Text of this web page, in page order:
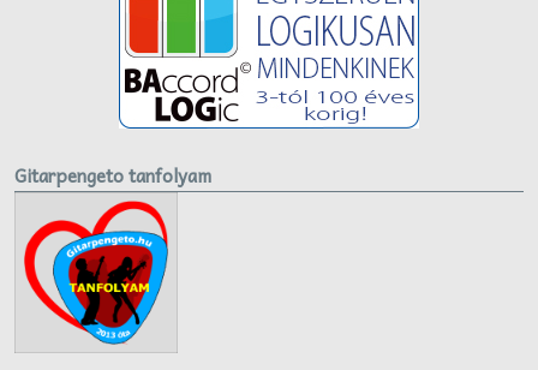
Gitarpengeto tanfolyam